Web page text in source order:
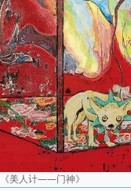
《美人计——门神》